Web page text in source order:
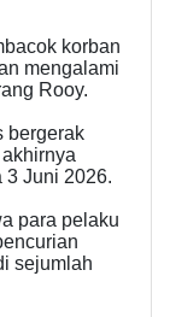
korban
mengalami
Rooy.
bergerak
3 Juni 2026.
para pelaku
sejumlah